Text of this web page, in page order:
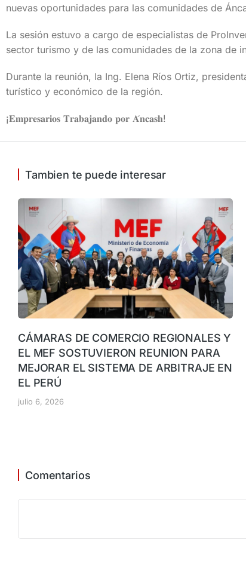
nuevas oportunidades para las comunidades de
La sesión estuvo a cargo de especialistas de
sector turismo y de las comunidades de la zona de
Durante la reunión, la Ing. Elena Ríos Ortiz,
turístico y económico de la región.
¡𝐄𝐦𝐩𝐫𝐞𝐬𝐚𝐫𝐢𝐨𝐬 𝐓𝐫𝐚𝐛𝐚𝐣𝐚𝐧𝐝𝐨 𝐩𝐨𝐫 𝐀́𝐧𝐜𝐚𝐬𝐡!
Tambien te puede interesar
CÁMARAS DE COMERCIO REGIONALES Y
EL MEF SOSTUVIERON REUNION PARA
MEJORAR EL SISTEMA DE ARBITRAJE EN
EL PERÚ
julio 6, 2026
Comentarios